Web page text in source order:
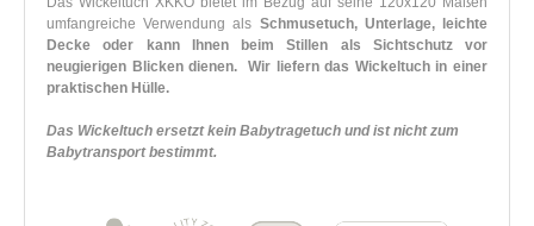
umfangreiche Verwendung als Schmusetuch, Unterlage, leichte
Decke oder kann Ihnen beim Stillen als Sichtschutz vor
neugierigen Blicken dienen.Wir liefern das Wickeltuch in einer
praktischen Hülle.
Das Wickeltuch ersetzt kein Babytragetuch und ist nicht zum
Babytransport bestimmt.